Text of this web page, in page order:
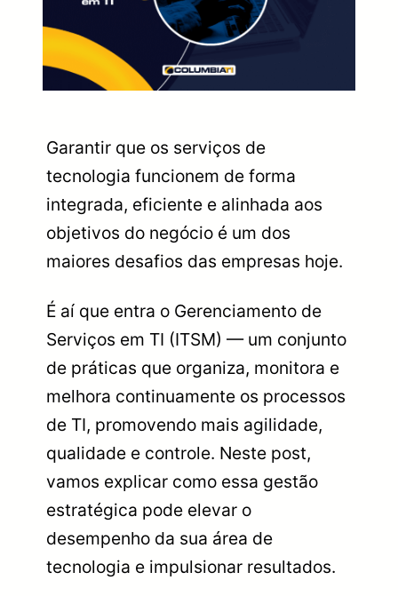
Garantir que os serviços de
tecnologia funcionem de forma
integrada, eficiente e alinhada aos
objetivos do negócio é um dos
maiores desafios das empresas hoje.
É aí que entra o Gerenciamento de
Serviços em TI (ITSM) — um conjunto
de práticas que organiza, monitora e
melhora continuamente os processos
de TI, promovendo mais agilidade,
qualidade e controle. Neste post,
vamos explicar como essa gestão
estratégica pode elevar o
desempenho da sua área de
tecnologia e impulsionar resultados.